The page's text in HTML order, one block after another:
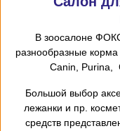
В зоосалоне
разнообразные
Canin, Purina,
Большой выбор
лежанки и пр.
средств